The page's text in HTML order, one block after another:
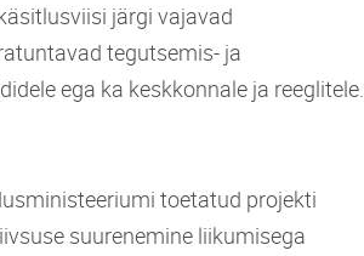
järgi vajavad
tegutsemis- ja
ega ka keskkonnale ja reeglitele.
toetatud projekti
suurenemine liikumisega